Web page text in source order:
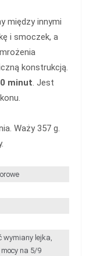
między innymi
i smoczek, a
konstrukcją.
minut. Jest
Waży 357 g.
wymiany lejka,
na 5/9